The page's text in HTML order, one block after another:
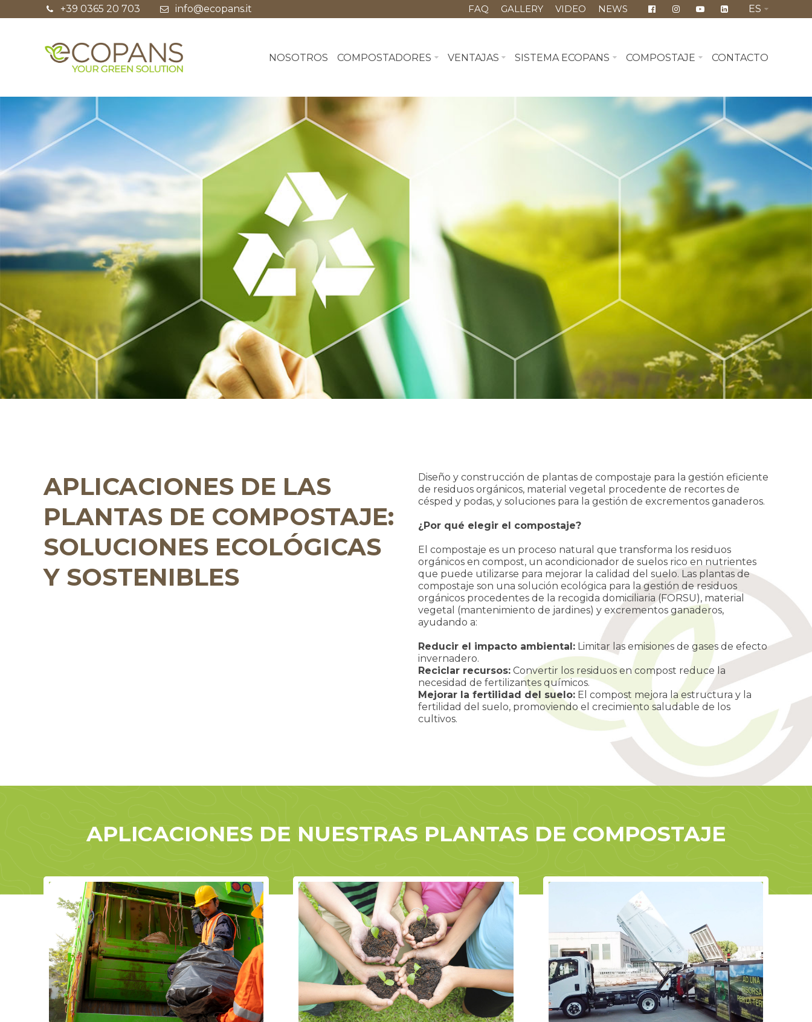
+39 0365 20 703 info@ecopans.it FAQ GALLERY VIDEO NEWS ES
NOSOTROS COMPOSTADORES VENTAJAS SISTEMA ECOPANS COMPOSTAJE CONTACTO
APLICACIONES DE LAS
PLANTAS DE COMPOSTAJE:
SOLUCIONES ECOLÓGICAS
Y SOSTENIBLES
Diseño y construcción de plantas de compostaje para la gestión eficiente
de residuos orgánicos, material vegetal procedente de recortes de
césped y podas, y soluciones para la gestión de excrementos ganaderos.
¿Por qué elegir el compostaje?
El compostaje es un proceso natural que transforma los residuos
orgánicos en compost, un acondicionador de suelos rico en nutrientes
que puede utilizarse para mejorar la calidad del suelo. Las plantas de
compostaje son una solución ecológica para la gestión de residuos
orgánicos procedentes de la recogida domiciliaria (FORSU), material
vegetal (mantenimiento de jardines) y excrementos ganaderos,
ayudando a:
Reducir el impacto ambiental: Limitar las emisiones de gases de efecto
invernadero.
Reciclar recursos: Convertir los residuos en compost reduce la
necesidad de fertilizantes químicos.
Mejorar la fertilidad del suelo: El compost mejora la estructura y la
fertilidad del suelo, promoviendo el crecimiento saludable de los
cultivos.
APLICACIONES DE NUESTRAS PLANTAS DE COMPOSTAJE